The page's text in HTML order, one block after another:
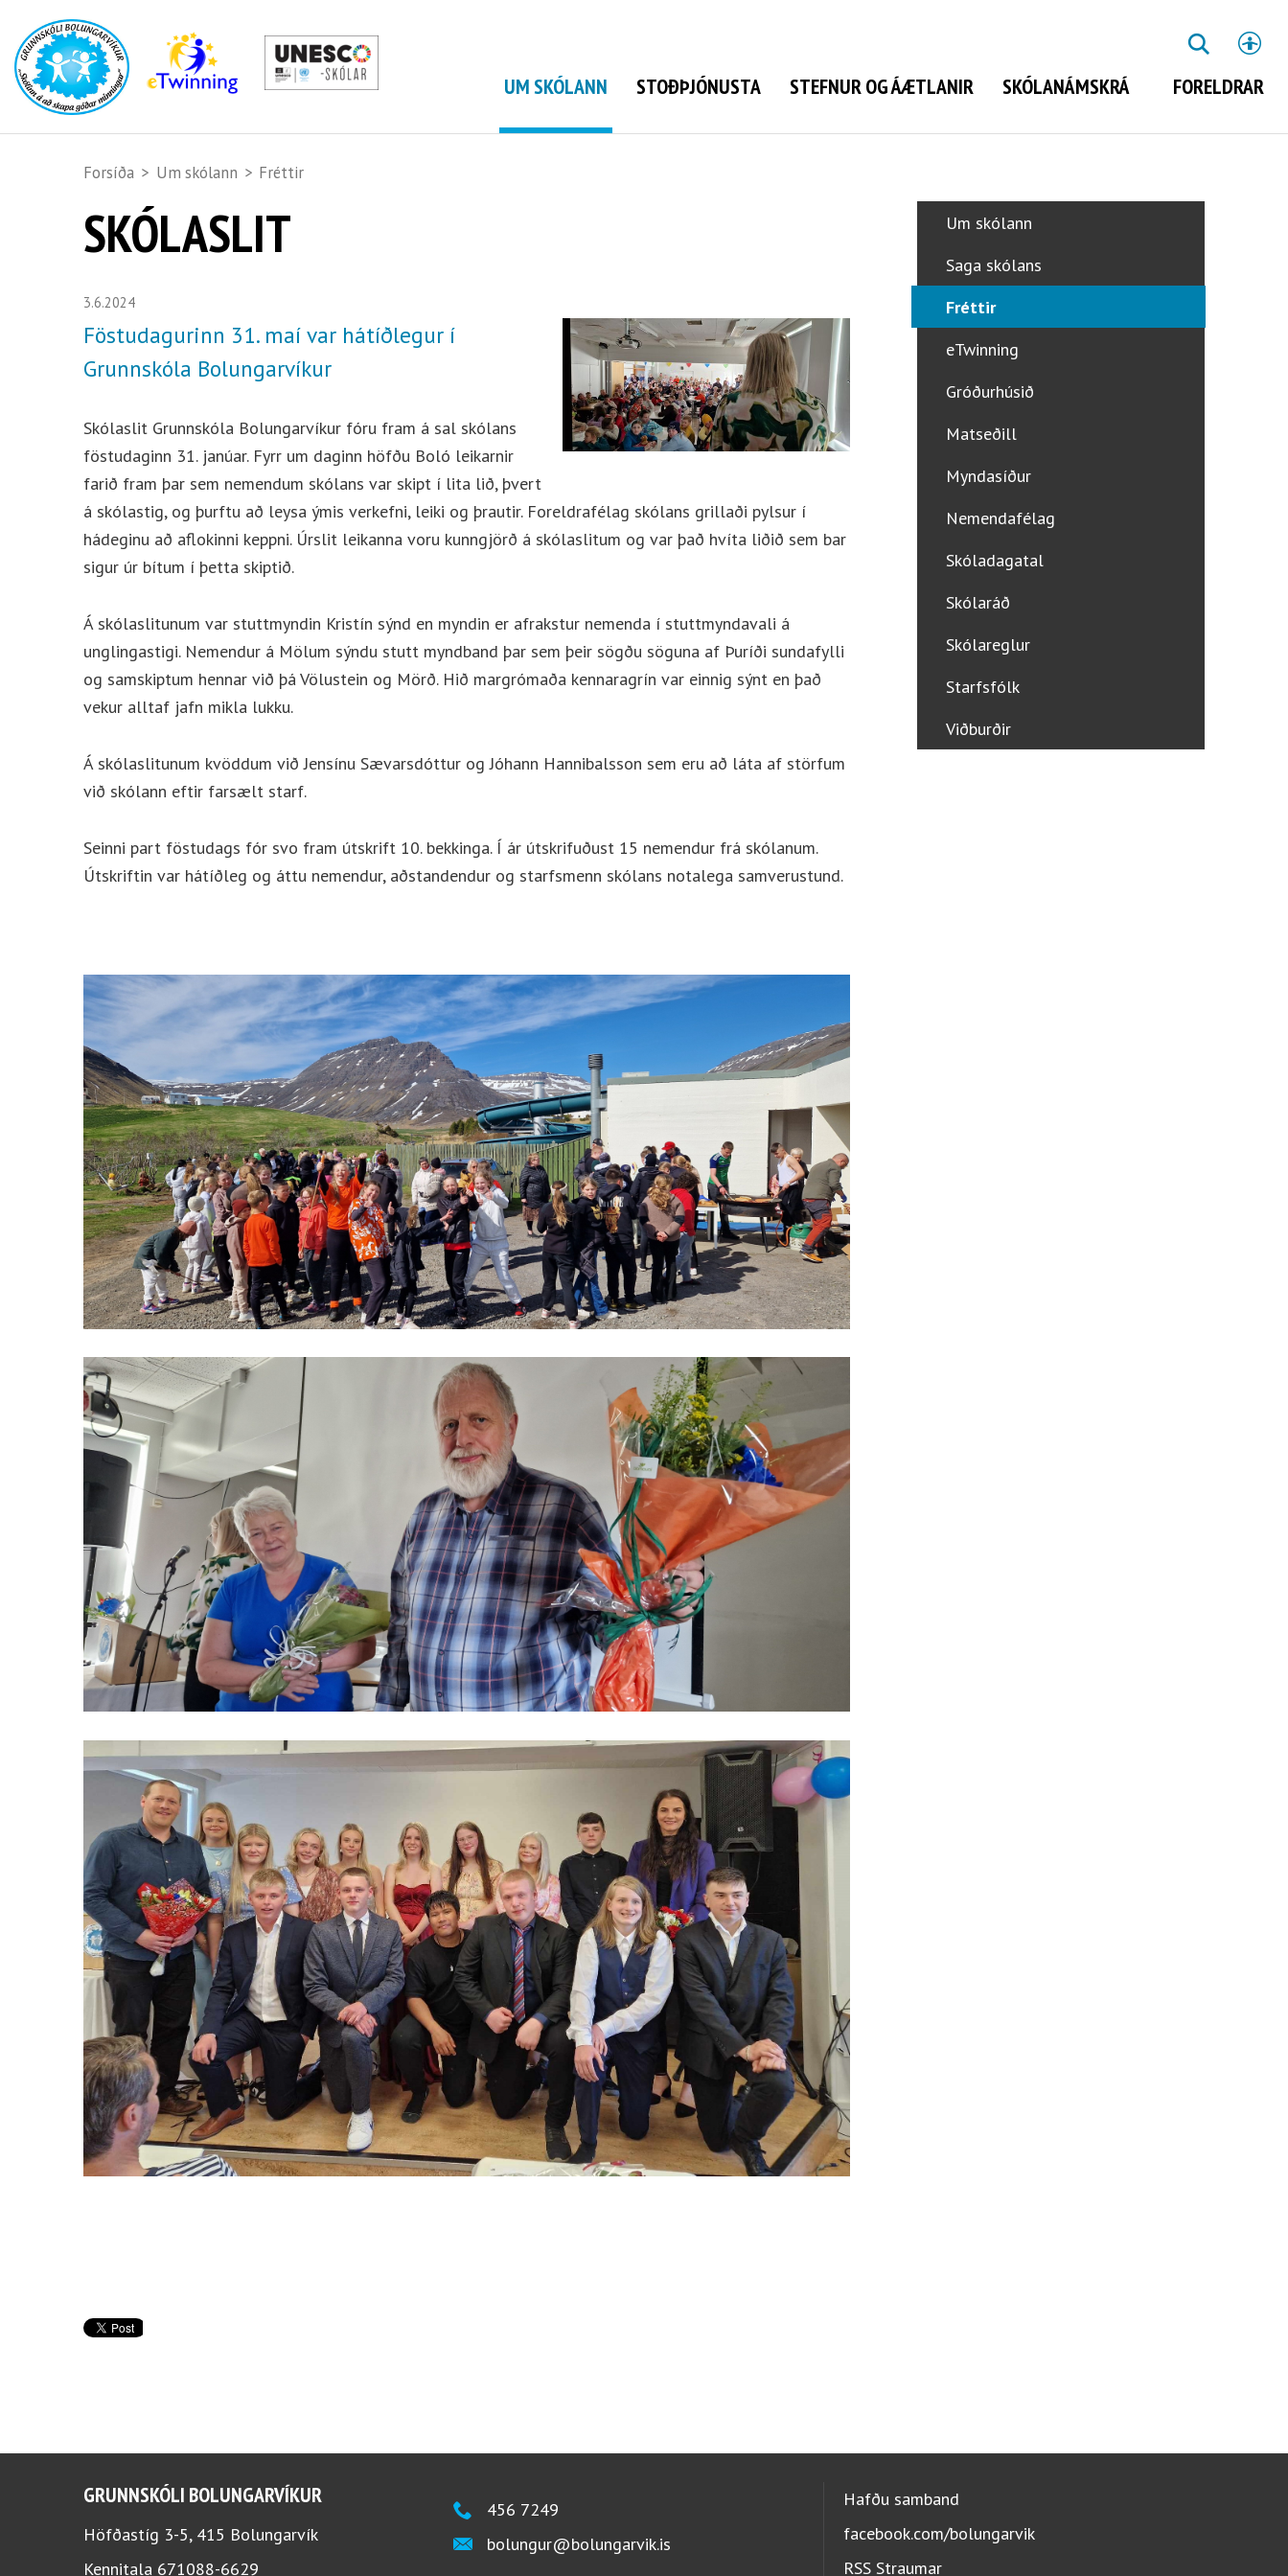
SKÓLASLIT
3.6.2024
Föstudagurinn 31. maí var hátíðlegur í
Grunnskóla Bolungarvíkur
Skólaslit Grunnskóla Bolungarvíkur fóru fram á sal skólans
föstudaginn 31. janúar. Fyrr um daginn höfðu Boló leikarnir
farið fram þar sem nemendum skólans var skipt í lita lið, þvert
á skólastig, og þurftu að leysa ýmis verkefni, leiki og þrautir. Foreldrafélag skólans grillaði pylsur í
hádeginu að aflokinni keppni. Úrslit leikanna voru kunngjörð á skólaslitum og var það hvíta liðið sem bar
sigur úr bítum í þetta skiptið.
Á skólaslitunum var stuttmyndin Kristín sýnd en myndin er afrakstur nemenda í stuttmyndavali á
unglingastigi. Nemendur á Mölum sýndu stutt myndband þar sem þeir sögðu söguna af Þuríði sundafylli
og samskiptum hennar við þá Völustein og Mörð. Hið margrómaða kennaragrín var einnig sýnt en það
vekur alltaf jafn mikla lukku.
Á skólaslitunum kvöddum við Jensínu Sævarsdóttur og Jóhann Hannibalsson sem eru að láta af störfum
við skólann eftir farsælt starf.
Seinni part föstudags fór svo fram útskrift 10. bekkinga. Í ár útskrifuðust 15 nemendur frá skólanum.
Útskriftin var hátíðleg og áttu nemendur, aðstandendur og starfsmenn skólans notalega samverustund.
Forsíða > Um skólann > Fréttir
UM SKÓLANN STOÐÞJÓNUSTA STEFNUR OG ÁÆTLANIR SKÓLANÁMSKRÁ FORELDRAR
LEITA
Um skólann
Saga skólans
Fréttir
eTwinning
Gróðurhúsið
Matseðill
Myndasíður
Nemendafélag
Skóladagatal
Skólaráð
Skólareglur
Starfsfólk
Viðburðir
GRUNNSKÓLI BOLUNGARVÍKUR
Höfðastíg 3-5, 415 Bolungarvík
Kennitala 671088-6629
456 7249
bolungur@bolungarvik.is
Hafðu samband
facebook.com/bolungarvik
RSS Straumar